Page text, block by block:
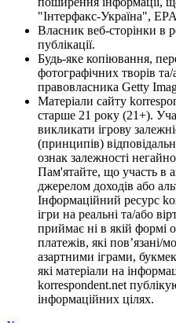
"Інтерфакс-Україна",
Власник веб-сторінки в
публікації.
Будь-яке копіювання,
фотографічних творів та/
правовласника Getty
Матеріали сайту
старше 21 року (21+).
викликати ігрову
(принципів)
ознак залежності негайно
Пам'ятайте, що участь в
джерелом доходів або
Інформаційний ресурс
ігри на реальні та/або
приймає ні в якій формі
платежів, які пов’язані/
азартними іграми,
які матеріали на
korrespondent.net
інформаційних цілях.